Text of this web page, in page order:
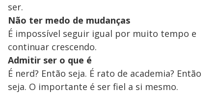
ser.
Não ter medo de mudanças
É impossível seguir igual por muito tempo e
continuar crescendo.
Admitir ser o que é
É nerd? Então seja. É rato de academia? Então
seja. O importante é ser fiel a si mesmo.